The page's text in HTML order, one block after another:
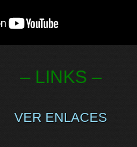
– LINKS –
VER ENLACES